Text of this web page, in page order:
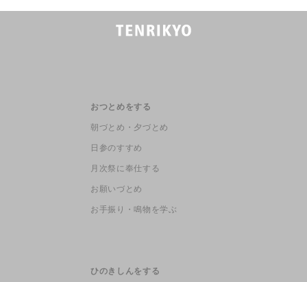
おつとめをする
朝づとめ・夕づとめ
日参のすすめ
月次祭に奉仕する
お願いづとめ
お手振り・鳴物を学ぶ
ひのきしんをする